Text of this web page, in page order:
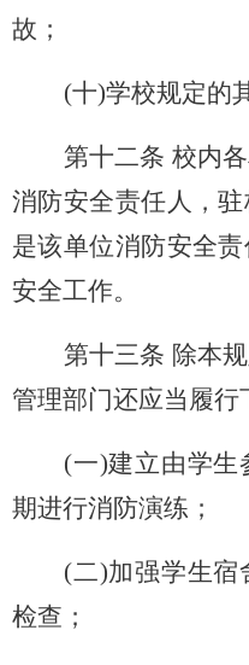
故；
(十)学校规定的
第十二条 校内
消防安全责任人，
是该单位消防安全
安全工作。
第十三条 除本
管理部门还应当履行
(一)建立由学生
期进行消防演练；
(二)加强学生宿
检查；